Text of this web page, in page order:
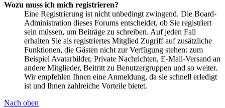
Wozu muss ich mich registrieren?
Eine Registrierung ist nicht unbedingt zwingend. Die Board-
Administration dieses Forums entscheidet, ob Sie registriert
sein müssen, um Beiträge zu schreiben. Auf jeden Fall
erhalten Sie als registriertes Mitglied Zugriff auf zusätzliche
Funktionen, die Gästen nicht zur Verfügung stehen: zum
Beispiel Avatarbilder, Private Nachrichten, E-Mail-Versand an
andere Mitglieder, Beitritt zu Benutzergruppen und so weiter.
Wir empfehlen Ihnen eine Anmeldung, da sie schnell erledigt
ist und Ihnen zahlreiche Vorteile bietet.
Nach oben